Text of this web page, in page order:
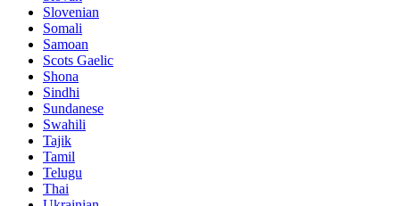
Slovenian
Somali
Samoan
Scots Gaelic
Shona
Sindhi
Sundanese
Swahili
Tajik
Tamil
Telugu
Thai